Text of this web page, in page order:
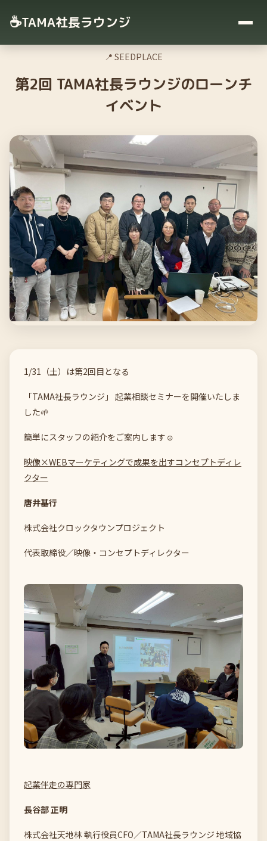
☕TAMA社長ラウンジ
📍 SEEDPLACE
第2回 TAMA社長ラウンジのローンチ
イベント
1/31（土）は第2回目となる
「TAMA社長ラウンジ」 起業相談セミナーを開催いたしま
した🌱
簡単にスタッフの紹介をご案内します☺
映像×WEBマーケティングで成果を出すコンセプトディレ
クター
唐井基行
株式会社クロックタウンプロジェクト
代表取締役／映像・コンセプトディレクター
起業伴走の専門家
長谷部 正明
株式会社天地林 執行役員CFO／TAMA社長ラウンジ 地域協